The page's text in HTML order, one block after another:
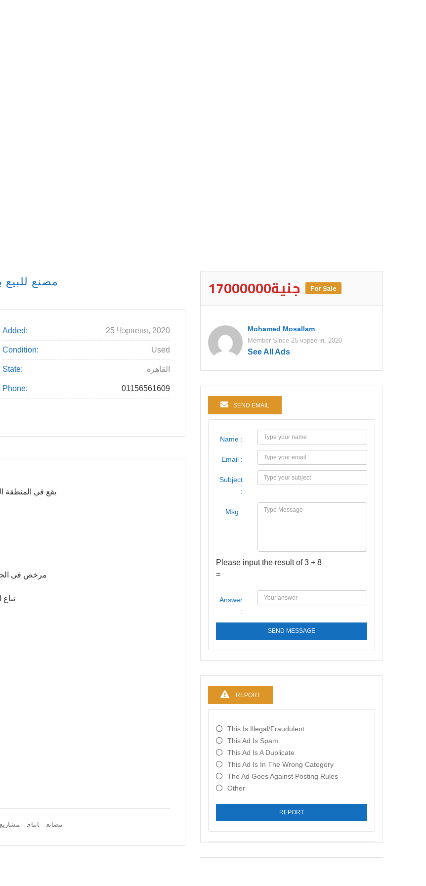
مصنع للبيع
Added: 25 Чэрвеня, 2020
Condition: Used
State: القاهرة
Phone: 01156561609
يقع في المنطقة
مرخص في الجهاز
تباع
مصانع انتاج
17000000جنية For Sale
Mohamed Mosallam
Member Since 25 чэрвеня, 2020
See All Ads
SEND EMAIL
Name :
Email :
Subject
:
Msg :
Please input the result of 3 + 8
=
Answer
:
SEND MESSAGE
REPORT
This Is Illegal/fraudulent
This Ad Is Spam
This Ad Is A Duplicate
This Ad Is In The Wrong Category
The Ad Goes Against Posting Rules
Other
REPORT